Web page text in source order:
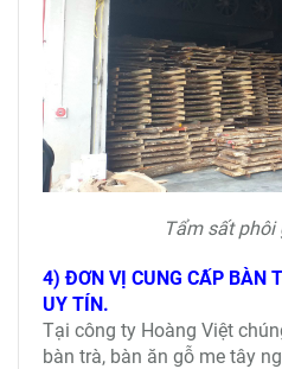
Tẩm sất
4) ĐƠN VỊ CUNG CẤP BÀN
UY TÍN.
Tại công ty Hoàng Việt
bàn trà, bàn ăn gỗ me tây